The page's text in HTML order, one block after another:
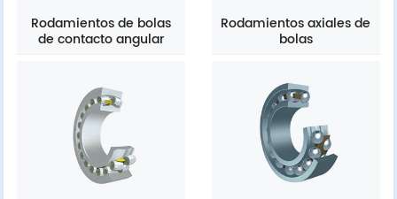
Rodamientos de bolas
de contacto angular
Rodamientos axiales de
bolas